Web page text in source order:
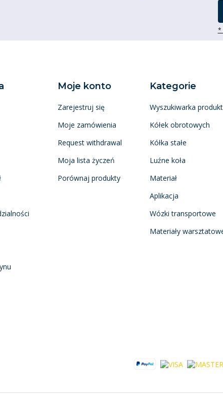
*
Moje konto
Zarejestruj się
Moje zamówienia
Request withdrawal
Moja lista życzeń
Porównaj produkty
Kategorie
Wyszukiwarka
Kółek obrotowych
Kółka stałe
Luźne koła
Materiał
Aplikacja
Wózki transportowe
Materiały